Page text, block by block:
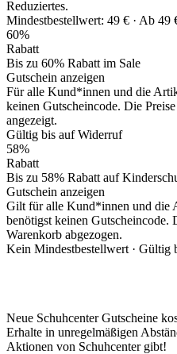
Reduziertes.
Mindestbestellwert: 49 € · Ab 49
60%
Rabatt
Bis zu 60% Rabatt im Sale
Gutschein anzeigen
Für alle Kund*innen und die
keinen Gutscheincode. Die
angezeigt.
Gültig bis auf Widerruf
58%
Rabatt
Bis zu 58% Rabatt auf
Gutschein anzeigen
Gilt für alle Kund*innen und die
benötigst keinen Gutscheincode.
Warenkorb abgezogen.
Kein Mindestbestellwert · Gültig
Neue Schuhcenter Gutscheine
Erhalte in unregelmäßigen
Aktionen von Schuhcenter gibt!